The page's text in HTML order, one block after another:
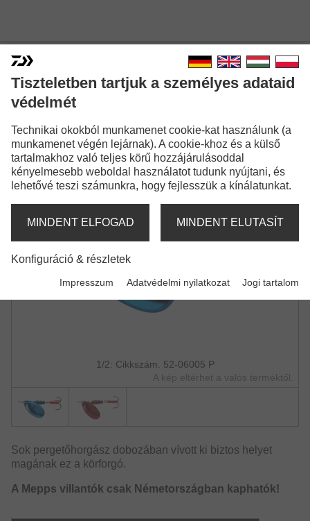
MEPPS AGLIA PLATINUM
KÖRFORGÓ
1/2: Cikkszám. 52-06005 P
A kép eltérhet a valós terméktől.
Sok pergetőhorgász dobozában vívott ki biztos helyet
magának ez a körforgó.
A Mepps villantók csak Németországban kaphatók!
Tiszteletben tartjuk a személyes adataid
védelmét
Technikai okokból munkamenet cookie-kat használunk (a
munkamenet végén lejárnak). A cookie-khoz és a külső
tartalmakhoz való teljes körű hozzájárulásoddal
kényelmesebb weboldal használatot tudunk nyújtani, és
lehetővé teszi számunkra, hogy fejlesszük a kínálatunkat.
MINDENT ELFOGAD MINDENT ELUTASÍT
Konfiguráció & részletek
Impresszum Adatvédelmi nyilatkozat Jogi tartalom